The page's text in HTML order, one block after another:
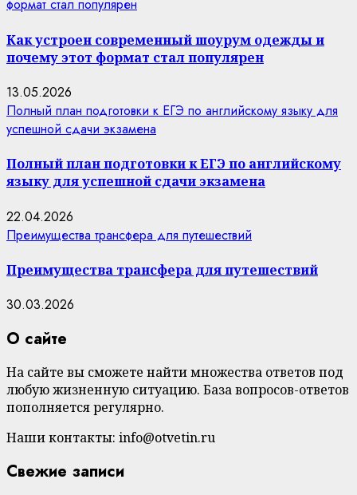
формат стал популярен
Как устроен современный шоурум одежды и
почему этот формат стал популярен
13.05.2026
Полный план подготовки к ЕГЭ по английскому языку для
успешной сдачи экзамена
Полный план подготовки к ЕГЭ по английскому
языку для успешной сдачи экзамена
22.04.2026
Преимущества трансфера для путешествий
Преимущества трансфера для путешествий
30.03.2026
О сайте
На сайте вы сможете найти множества ответов под
любую жизненную ситуацию. База вопросов-ответов
пополняется регулярно.
Наши контакты: info@otvetin.ru
Свежие записи